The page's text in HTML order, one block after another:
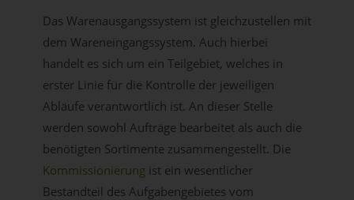
Das Warenausgangssystem ist gleichzustellen mit
dem Wareneingangssystem. Auch hierbei
handelt es sich um ein Teilgebiet, welches in
erster Linie für die Kontrolle der jeweiligen
Abläufe verantwortlich ist. An dieser Stelle
werden sowohl Aufträge bearbeitet als auch die
benötigten Sortimente zusammengestellt. Die
Kommissionierungist ein wesentlicher
Bestandteil des Aufgabengebietes vom